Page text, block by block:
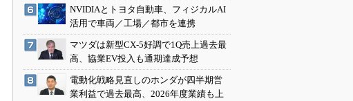
NVIDIAとトヨタ自動車、フィジカルAI
活用で車両／工場／都市を連携
マツダは新型CX-5好調で1Q売上過去最
高、協業EV投入も通期達成予想
電動化戦略見直しのホンダが四半期営
業利益で過去最高、2026年度業績も上